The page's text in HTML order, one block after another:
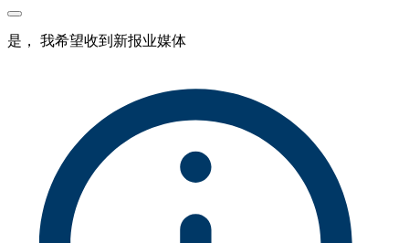
是， 我希望收到新报业媒体